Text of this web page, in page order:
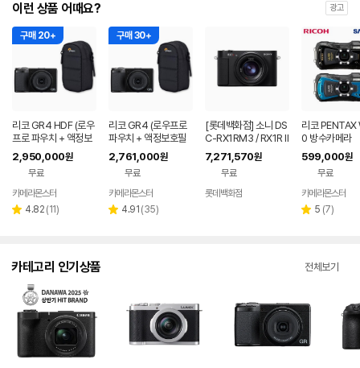
이런 상품 어때요? 광고
구매 20+
리코 GR4 HDF (로우
프로 파우치 + 액정보
호필름+ 리더기 포함)
2,950,000원
무료
카메라몬스터
별 4.82 리
(11)
구매 30+
리코 GR4 (로우프로
파우치 + 액정보호필
름+ 리더기 포함)
2,761,000원
무료
페이
카메라몬스터
별 4.91 리
(35)
[롯데백화점] 소니 DS
C-RX1RM3 / RX1R II
I / 하이엔드 카메라 LE
1221311666
7,271,570원
무료
롯데백화점
리코
0 방수카메라
599,000원
무료
카메라몬스터
별 5 리
(7)
카테고리 인기상품 전체보기